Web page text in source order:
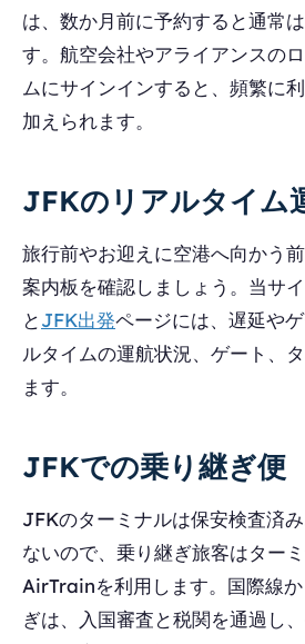
は、数か月前に予約すると通常
す。航空会社やアライアンスの
ムにサインインすると、頻繁に
加えられます。
JFKのリアルタイム
旅行前やお迎えに空港へ向かう
案内板を確認しましょう。当サ
とJFK出発ページには、遅延や
ルタイムの運航状況、ゲート、
ます。
JFKでの乗り継ぎ便
JFKのターミナルは保安検査済
ないので、乗り継ぎ旅客はター
AirTrainを利用します。国際線
ぎは、入国審査と税関を通過し